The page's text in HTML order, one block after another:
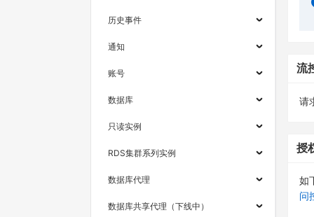
历史事件
通知
账号
数据库
只读实例
RDS集群系列实例
数据库代理
数据库共享代理（下线中）
流
请
授
如
问